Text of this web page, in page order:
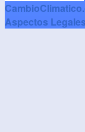
Aspectos